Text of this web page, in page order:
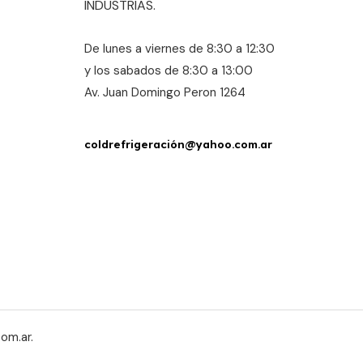
INDUSTRIAS.
De lunes a viernes de 8:30 a 12:30
y los sabados de 8:30 a 13:00
Av. Juan Domingo Peron 1264
coldrefrigeración@yahoo.com.ar